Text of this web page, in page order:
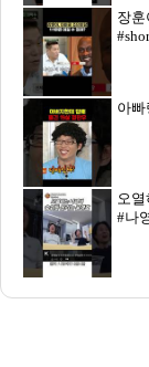
장훈
아빠
오
#나